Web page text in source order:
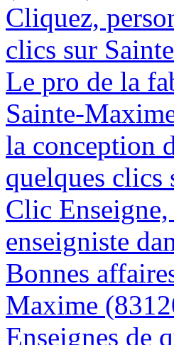
Cliquez,
clics sur
Le pro de la
Sainte-
la conception
quelques
Clic
enseigniste
Bonnes
Maxime
Enseignes de